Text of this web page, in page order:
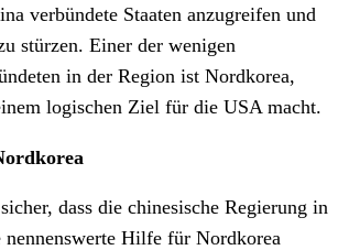
verbündete Staaten anzugreifen und
stürzen. Einer der wenigen
in der Region ist Nordkorea,
logischen Ziel für die USA macht.
dass die chinesische Regierung in
Hilfe für Nordkorea